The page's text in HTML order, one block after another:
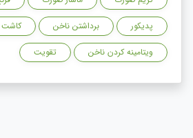
پدیکور
برداشتن ناخن کاشت
ویتامینه کردن ناخن
تقویت